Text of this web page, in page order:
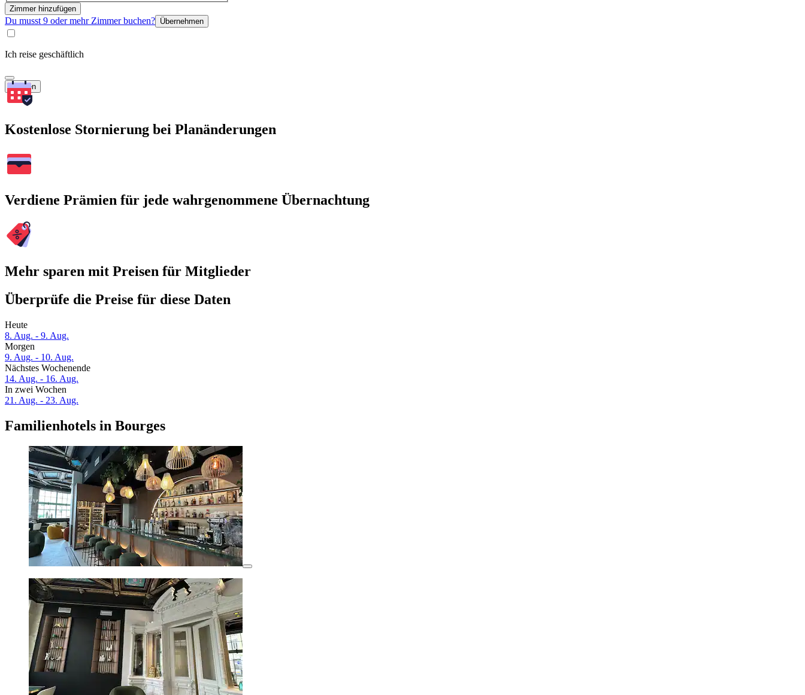
Zimmer hinzufügen
Du musst 9 oder mehr Zimmer buchen? Übernehmen
Ich reise geschäftlich
Suchen
Kostenlose Stornierung bei Planänderungen
Verdiene Prämien für jede wahrgenommene Übernachtung
Mehr sparen mit Preisen für Mitglieder
Überprüfe die Preise für diese Daten
Heute
8. Aug. - 9. Aug.
Morgen
9. Aug. - 10. Aug.
Nächstes Wochenende
14. Aug. - 16. Aug.
In zwei Wochen
21. Aug. - 23. Aug.
Familienhotels in Bourges